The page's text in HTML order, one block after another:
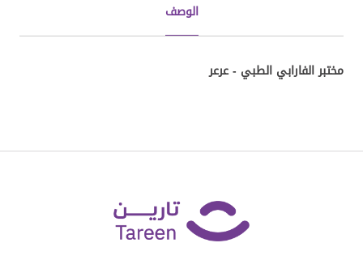
الوصف
مختبر الفارابي الطبي - عرعر